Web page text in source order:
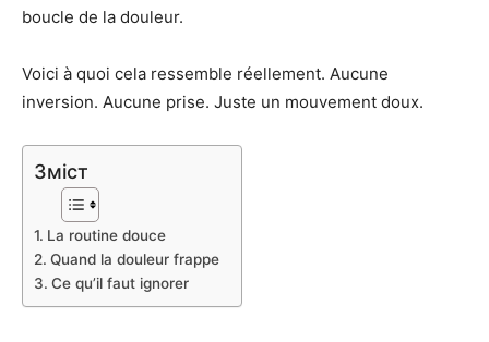
boucle de la douleur.
Voici à quoi cela ressemble réellement. Aucune
inversion. Aucune prise. Juste un mouvement doux.
Зміст
La routine douce
Quand la douleur frappe
Ce qu’il faut ignorer